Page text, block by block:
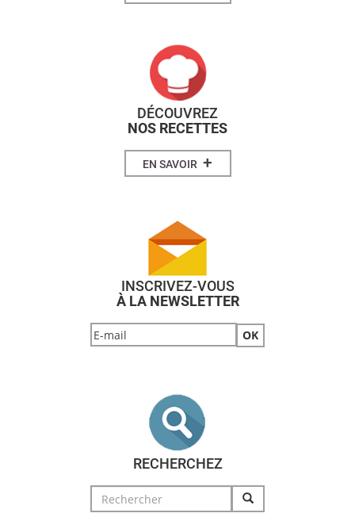
DÉCOUVREZ
NOS RECETTES
EN SAVOIR +
INSCRIVEZ-VOUS
À LA NEWSLETTER
RECHERCHEZ
Search
for: